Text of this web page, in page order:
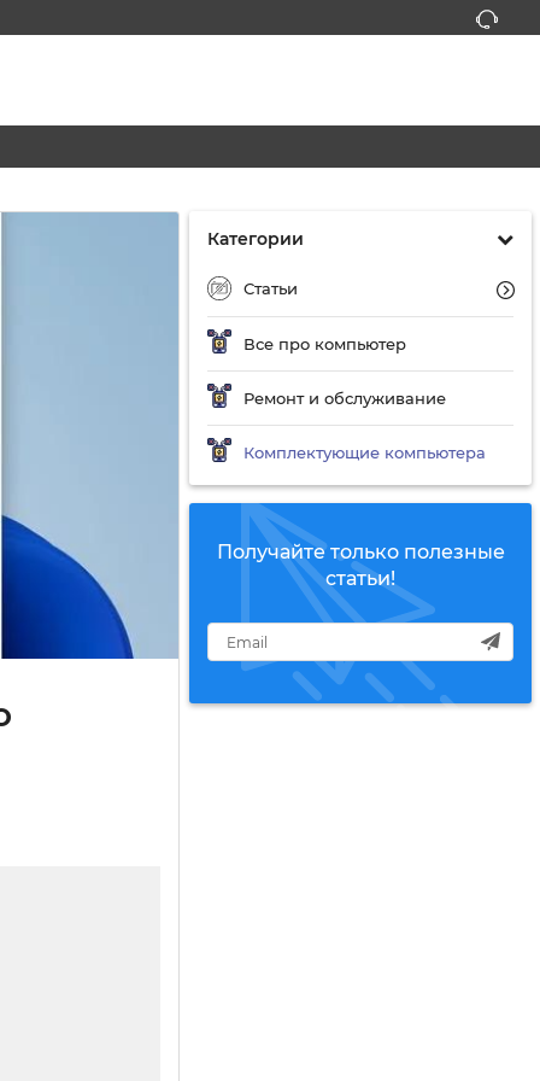
Категории
Статьи
Все про компьютер
Ремонт и обслуживание
Комплектующие компьютера
Получайте только полезные
статьи!